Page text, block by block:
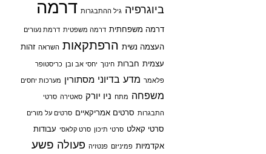
ביוגרפיה גיל ההתבגרות דרמה
דרמה משפחתית דרמה משפטית דרמת נעורים
העצמה נשית הרפתקאות השראה זהות
עצמית חברות חינוך יחסי אב ובן כריסטופר
פלאמר מדע בדיוני מסתורין מערכות יחסים
משפחה מתח ניו יורק סאטירה סרטי
התבגרות סרטים אמריקאיים סרטים על מורים
סרטי קאלט סרטי תיכון סרט קלאסי עבודות
אקדמיות פמיניזם פנטזיה פעולה פשע